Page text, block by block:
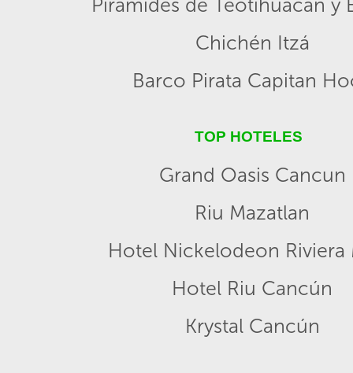
Pirámides de Teotihuacán y
Chichén Itzá
Barco Pirata Capitan
TOP HOTELES
Grand Oasis Cancun
Riu Mazatlan
Hotel Nickelodeon Riviera
Hotel Riu Cancún
Krystal Cancún